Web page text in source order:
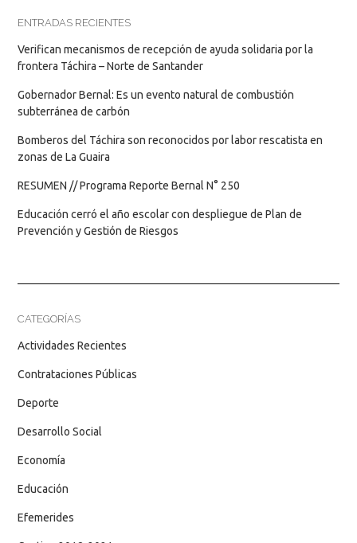
ENTRADAS RECIENTES
Verifican mecanismos de recepción de ayuda solidaria por la
frontera Táchira – Norte de Santander
Gobernador Bernal: Es un evento natural de combustión
subterránea de carbón
Bomberos del Táchira son reconocidos por labor rescatista en
zonas de La Guaira
RESUMEN // Programa Reporte Bernal N° 250
Educación cerró el año escolar con despliegue de Plan de
Prevención y Gestión de Riesgos
CATEGORÍAS
Actividades Recientes
Contrataciones Públicas
Deporte
Desarrollo Social
Economía
Educación
Efemerides